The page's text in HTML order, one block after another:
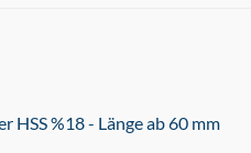
HSS %18 - Länge ab 60 mm